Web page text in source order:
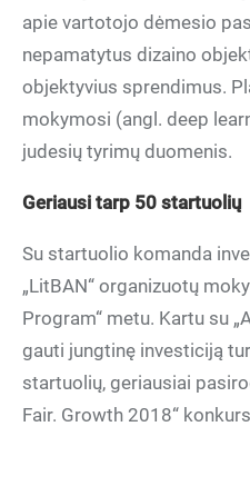
apie vartotojo dėmesio
nepamatytus dizaino
objektyvius sprendimus.
mokymosi (angl. deep
judesių tyrimų duomenis.
Geriausi tarp 50 startuolių
Su startuolio komanda
„LitBAN“ organizuotų
Program“ metu. Kartu su
gauti jungtinę investiciją
startuolių, geriausiai
Fair. Growth 2018“